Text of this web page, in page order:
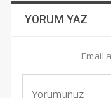
YORUM YAZ
Email